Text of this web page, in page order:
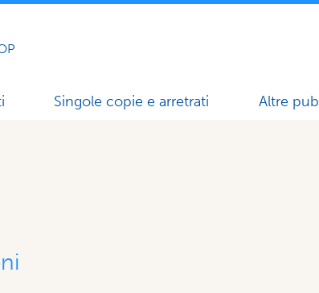
Singole copie e arretrati Altre